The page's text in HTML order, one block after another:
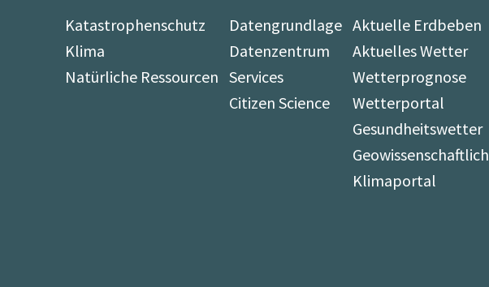
Katastrophenschutz
Klima
Natürliche Ressourcen
Datengrundlage
Datenzentrum
Services
Citizen Science
Aktuelle Erdbeben
Aktuelles Wetter
Wetterprognose
Wetterportal
Gesundheitswetter
Klimaportal